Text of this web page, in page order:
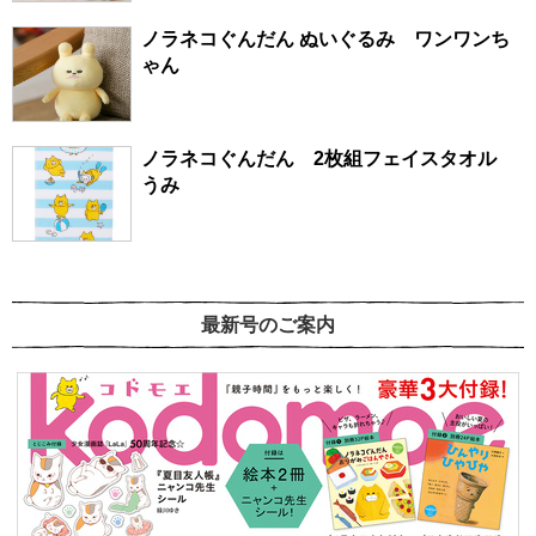
ノラネコぐんだん ぬいぐるみ ワンワンち
ゃん
ノラネコぐんだん 2枚組フェイスタオル
うみ
最新号のご案内